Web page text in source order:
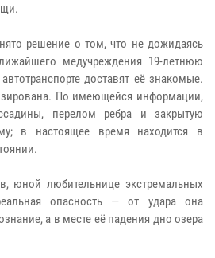
решение о том, что не дожидаясь
медучреждения 19-летнюю
доставят её знакомые.
По имеющейся информации,
перелом ребра и закрытую
в настоящее время находится в
юной любительнице экстремальных
опасность — от удара она
а в месте её падения дно озера